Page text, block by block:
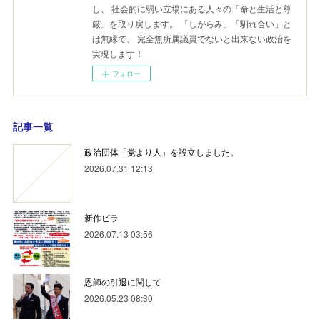
し、 社会的に弱い立場にある人々の「命と生活と尊
厳」を取り戻します。 「しがらみ」「馴れ合い」と
は無縁で、 完全無所属議員でないと出来ない政治を
実現します！
フォロー
記事一覧
政治団体「党より人」を設立しました。
2026.07.31 12:13
新作ビラ
2026.07.13 03:56
恩師の引退に関して
2026.05.23 08:30